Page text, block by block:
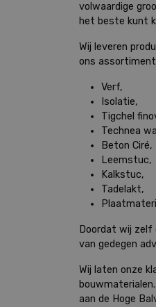
volwaardige
het beste kunt
Wij leveren
ons
Verf,
Isolatie,
Tigchel
Technea
Beton Ciré,
Leemstuc,
Kalkstuc,
Tadelakt,
Doordat wij zelf
van gedegen
Wij laten onze
aan de Hoge